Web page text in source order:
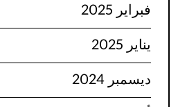
فبراير 2025
يناير 2025
ديسمبر 2024